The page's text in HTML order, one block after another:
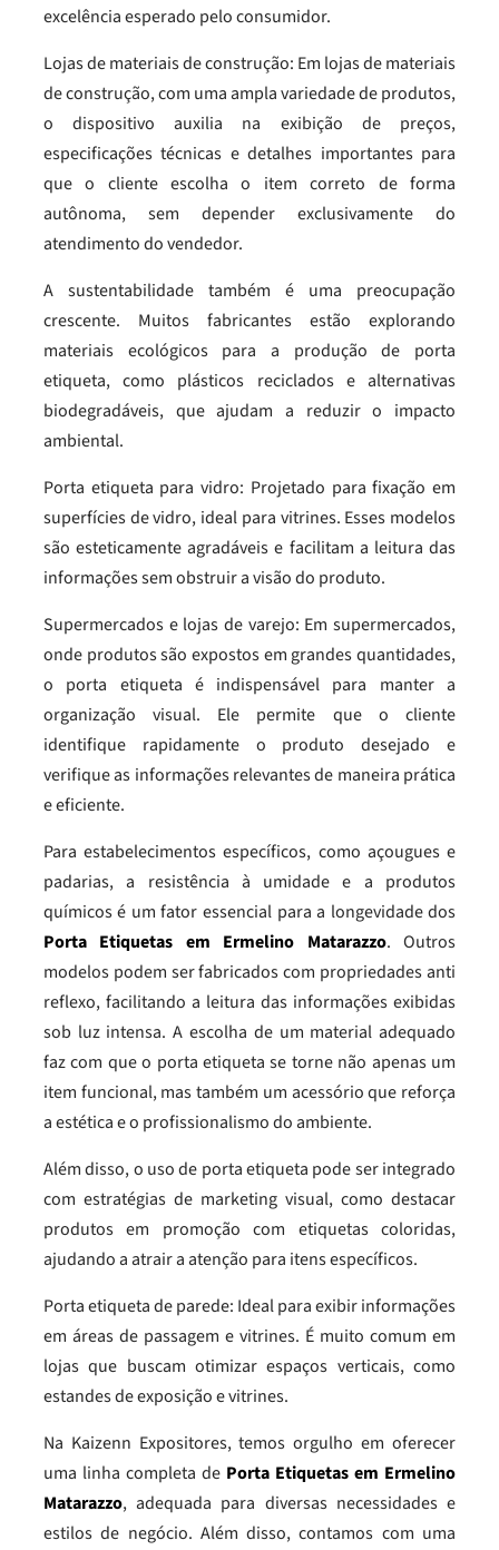
excelência esperado pelo consumidor.
Lojas de materiais de construção: Em lojas de materiais
de construção, com uma ampla variedade de produtos,
o dispositivo auxilia na exibição de preços,
especificações técnicas e detalhes importantes para
que o cliente escolha o item correto de forma
autônoma, sem depender exclusivamente do
atendimento do vendedor.
A sustentabilidade também é uma preocupação
crescente. Muitos fabricantes estão explorando
materiais ecológicos para a produção de porta
etiqueta, como plásticos reciclados e alternativas
biodegradáveis, que ajudam a reduzir o impacto
ambiental.
Porta etiqueta para vidro: Projetado para fixação em
superfícies de vidro, ideal para vitrines. Esses modelos
são esteticamente agradáveis e facilitam a leitura das
informações sem obstruir a visão do produto.
Supermercados e lojas de varejo: Em supermercados,
onde produtos são expostos em grandes quantidades,
o porta etiqueta é indispensável para manter a
organização visual. Ele permite que o cliente
identifique rapidamente o produto desejado e
verifique as informações relevantes de maneira prática
e eficiente.
Para estabelecimentos específicos, como açougues e
padarias, a resistência à umidade e a produtos
químicos é um fator essencial para a longevidade dos
Porta Etiquetas em Ermelino Matarazzo. Outros
modelos podem ser fabricados com propriedades anti
reflexo, facilitando a leitura das informações exibidas
sob luz intensa. A escolha de um material adequado
faz com que o porta etiqueta se torne não apenas um
item funcional, mas também um acessório que reforça
a estética e o profissionalismo do ambiente.
Além disso, o uso de porta etiqueta pode ser integrado
com estratégias de marketing visual, como destacar
produtos em promoção com etiquetas coloridas,
ajudando a atrair a atenção para itens específicos.
Porta etiqueta de parede: Ideal para exibir informações
em áreas de passagem e vitrines. É muito comum em
lojas que buscam otimizar espaços verticais, como
estandes de exposição e vitrines.
Na Kaizenn Expositores, temos orgulho em oferecer
uma linha completa de Porta Etiquetas em Ermelino
Matarazzo, adequada para diversas necessidades e
estilos de negócio. Além disso, contamos com uma